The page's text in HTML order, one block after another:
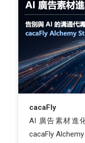
cacaFly
AI 廣告素材進
cacaFly